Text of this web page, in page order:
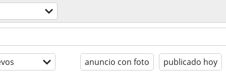
anuncio con foto publicado hoy